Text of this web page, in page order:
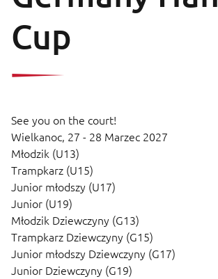
Cup
See you on the court!
Wielkanoc, 27 - 28 Marzec 2027
Młodzik (U13)
Trampkarz (U15)
Junior młodszy (U17)
Junior (U19)
Młodzik Dziewczyny (G13)
Trampkarz Dziewczyny (G15)
Junior młodszy Dziewczyny (G17)
Junior Dziewczyny (G19)